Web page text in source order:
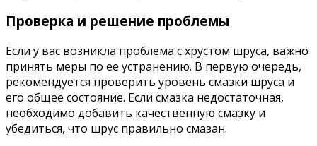
Проверка и решение проблемы
Если у вас возникла проблема с хрустом шруса, важно
принять меры по ее устранению. В первую очередь,
рекомендуется проверить уровень смазки шруса и
его общее состояние. Если смазка недостаточная,
необходимо добавить качественную смазку и
убедиться, что шрус правильно смазан.